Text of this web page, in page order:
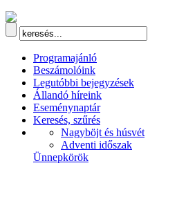
Programajánló
Beszámolóink
Legutóbbi bejegyzések
Állandó híreink
Eseménynaptár
Keresés, szűrés
Nagyböjt és húsvét
Adventi időszak
Ünnepkörök